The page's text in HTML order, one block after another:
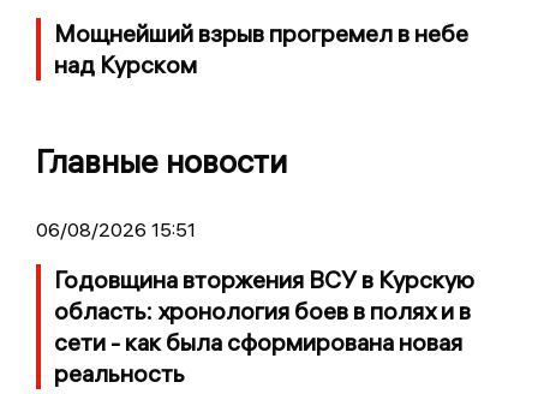
Мощнейший взрыв прогремел в небе
над Курском
Главные новости
06/08/2026 15:51
Годовщина вторжения ВСУ в Курскую
область: хронология боев в полях и в
сети - как была сформирована новая
реальность